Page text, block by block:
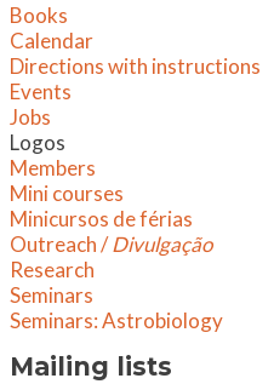
Books
Calendar
Directions with instructions
Events
Jobs
Logos
Members
Mini courses
Minicursos de férias
Outreach /Divulgação
Research
Seminars
​Seminars: Astrobiology
Mailing lists